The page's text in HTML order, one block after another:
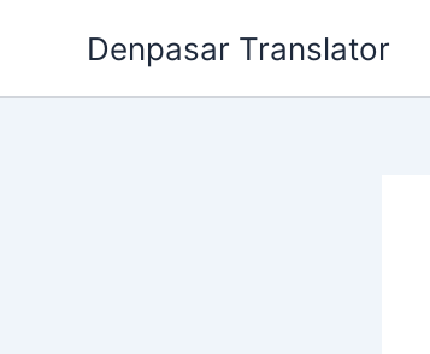
Denpasar Translator